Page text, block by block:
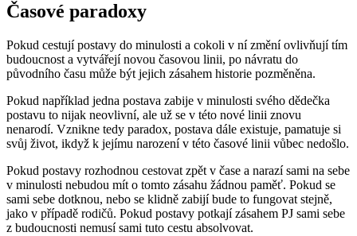
Časové paradoxy
Pokud cestují postavy do minulosti a cokoli v ní změní ovlivňují tím
budoucnost a vytvářejí novou časovou linii, po návratu do
původního času může být jejich zásahem historie pozměněna.
Pokud například jedna postava zabije v minulosti svého dědečka
postavu to nijak neovlivní, ale už se v této nové linii znovu
nenarodí. Vznikne tedy paradox, postava dále existuje, pamatuje si
svůj život, ikdyž k jejímu narození v této časové linii vůbec nedošlo.
Pokud postavy rozhodnou cestovat zpět v čase a narazí sami na sebe
v minulosti nebudou mít o tomto zásahu žádnou paměť. Pokud se
sami sebe dotknou, nebo se klidně zabijí bude to fungovat stejně,
jako v případě rodičů. Pokud postavy potkají zásahem PJ sami sebe
z budoucnosti nemusí sami tuto cestu absolvovat.